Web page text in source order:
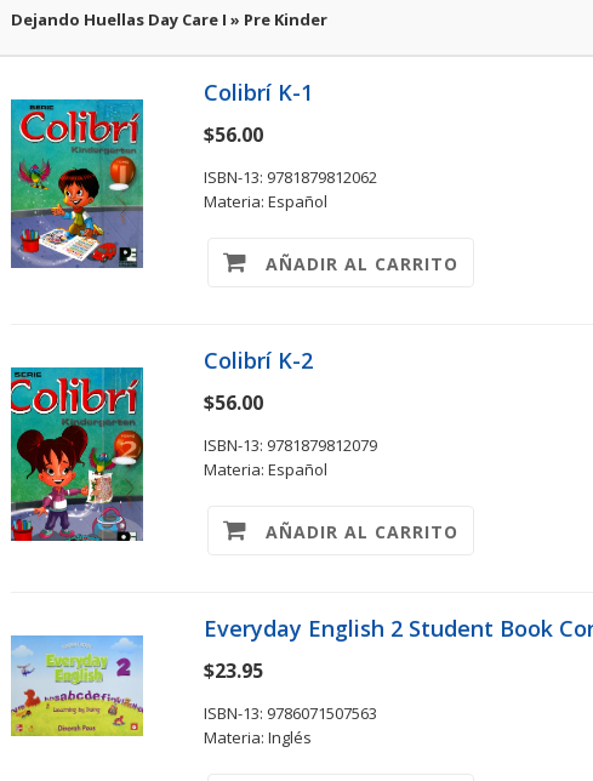
Dejando Huellas Day Care I » Pre Kinder
Colibrí K-1
$56.00
ISBN-13: 9781879812062
Materia: Español
AÑADIR AL CARRITO
Colibrí K-2
$56.00
ISBN-13: 9781879812079
Materia: Español
AÑADIR AL CARRITO
Everyday English 2 Student Book
$23.95
ISBN-13: 9786071507563
Materia: Inglés